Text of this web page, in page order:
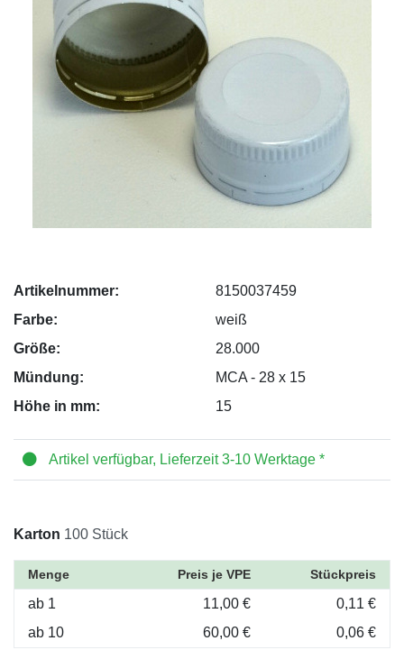
Artikelnummer:
8150037459
Farbe:
weiß
Größe:
28.000
Mündung:
MCA - 28 x 15
Höhe in mm:
15
Artikel verfügbar, Lieferzeit 3-10 Werktage *
Karton 100 Stück
Menge Preis je VPE Stückpreis
ab 1 11,00 €
0,11 €
ab 10
60,00 € 0,06 €